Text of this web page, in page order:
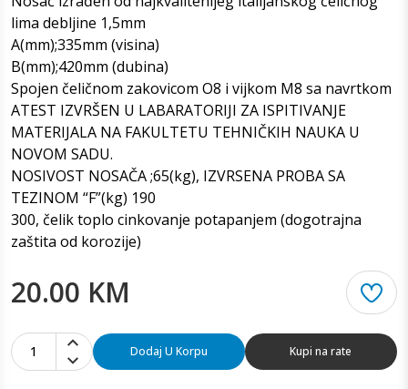
lima debljine 1,5mm
A(mm);335mm (visina)
B(mm);420mm (dubina)
Spojen čeličnom zakovicom O8 i vijkom M8 sa navrtkom
ATEST IZVRŠEN U LABARATORIJI ZA ISPITIVANJE
MATERIJALA NA FAKULTETU TEHNIČKIH NAUKA U
NOVOM SADU.
NOSIVOST NOSAČA ;65(kg), IZVRSENA PROBA SA
TEZINOM “F”(kg) 190
300, čelik toplo cinkovanje potapanjem (dogotrajna
zaštita od korozije)
20.00 KM
1 Dodaj U Korpu Kupi na rate